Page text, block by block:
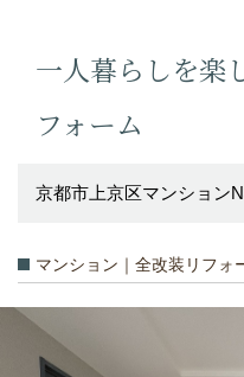
一人暮らしを楽
フォーム
京都市上京区マンション
マンション｜全改装リフォ